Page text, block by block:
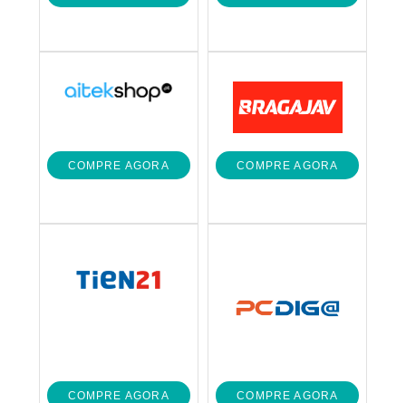
COMPRE AGORA COMPRE AGORA
COMPRE AGORA COMPRE AGORA